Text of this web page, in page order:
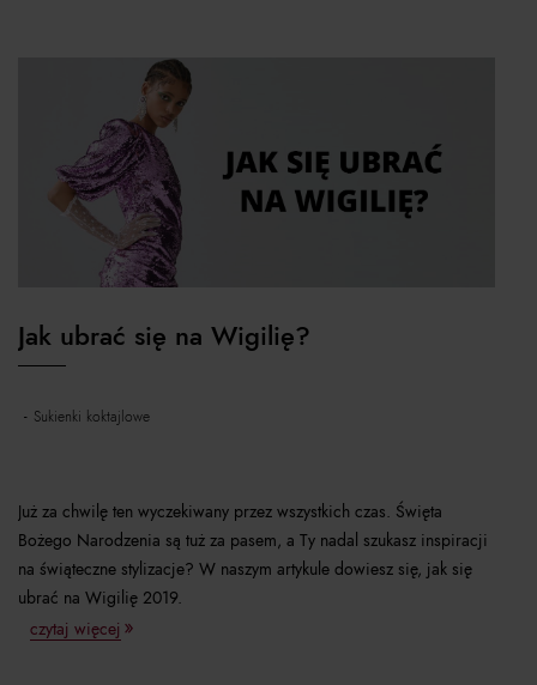
Jak ubrać się na Wigilię?
sukienki koktajlowe
Już za chwilę ten wyczekiwany przez wszystkich czas. Święta
Bożego Narodzenia są tuż za pasem, a Ty nadal szukasz inspiracji
na świąteczne stylizacje? W naszym artykule dowiesz się, jak się
ubrać na Wigilię 2019.
czytaj więcej